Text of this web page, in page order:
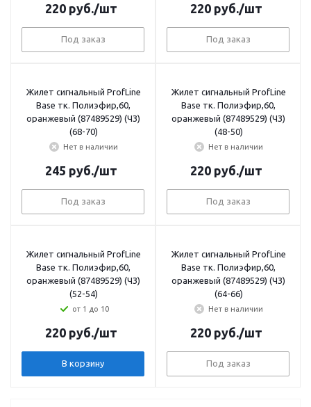
220руб./шт
Под заказ
220руб./шт
Под заказ
Жилет сигнальный ProfLine
Base тк. Полиэфир,60,
оранжевый (87489529) (ЧЗ)
(68-70)
Нет в наличии
245 руб./шт
Под заказ
Жилет сигнальный ProfLine
Base тк. Полиэфир,60,
оранжевый (87489529) (ЧЗ)
(48-50)
Нет в наличии
220руб./шт
Под заказ
Жилет сигнальный ProfLine
Base тк. Полиэфир,60,
оранжевый (87489529) (ЧЗ)
(52-54)
от 1 до 10
220руб./шт
В корзину
Жилет сигнальный ProfLine
Base тк. Полиэфир,60,
оранжевый (87489529) (ЧЗ)
(64-66)
Нет в наличии
220руб./шт
Под заказ